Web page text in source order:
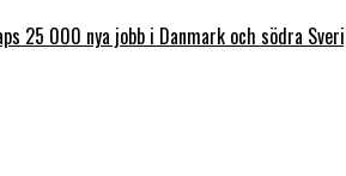
25 000 nya jobb i Danmark och södra